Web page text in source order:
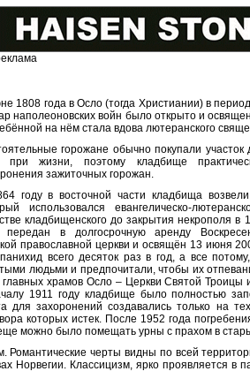
1808 года в Осло (тогда Христиании) в
наполеоновских войн было открыто и
на нём стала вдова лютеранского
горожане обычно покупали
жизни, поэтому кладбище
зажиточных горожан.
году в восточной части кладбища
использовался евангелическо-
кладбищенского до закрытия некрополя в
в долгосрочную аренду
православной церкви и освящён 13 июня
всего десяток раз в год, а все
людьми и предпочитали, чтобы их
главных храмов Осло – Церкви Святой
1911 году кладбище было полностью
для захоронений создавались только на
которых истек. После 1952 года
можно было помещать урны с прахом в
черты видны по всей
Норвегии. Классицизм, ярко проявляется в